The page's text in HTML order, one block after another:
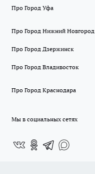
Про Город Уфа
Про Город Нижний Новгород
Про Город Дзержинск
Про Город Владивосток
Про Город Краснодара
Мы в социальных сетях